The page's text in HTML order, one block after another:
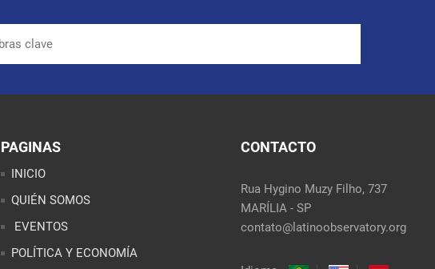
PAGINAS
INICIO
QUIÉN SOMOS
EVENTOS
POLÍTICA Y ECONOMÍA
CONTACTO
Rua Hygino Muzy Filho, 737
MARÍLIA - SP
contato@latinoobservatory.org